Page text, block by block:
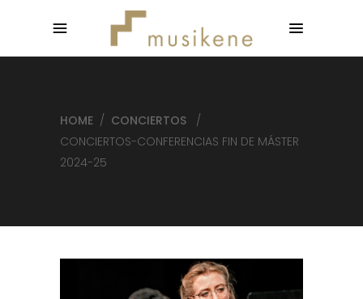
HOME / CONCIERTOS
/
CONCIERTOS-CONFERENCIAS FIN DE MÁSTER
2024-25